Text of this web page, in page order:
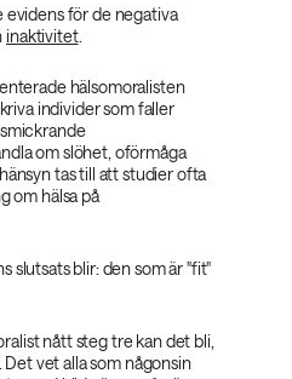
för de negativa
inaktivitet.
hälsomoralisten
individer som faller
om slöhet, oförmåga
tas till att studier ofta
om hälsa på
slutsats blir: den som är "fit"
nått steg tre kan det bli,
Det vet alla som någonsin